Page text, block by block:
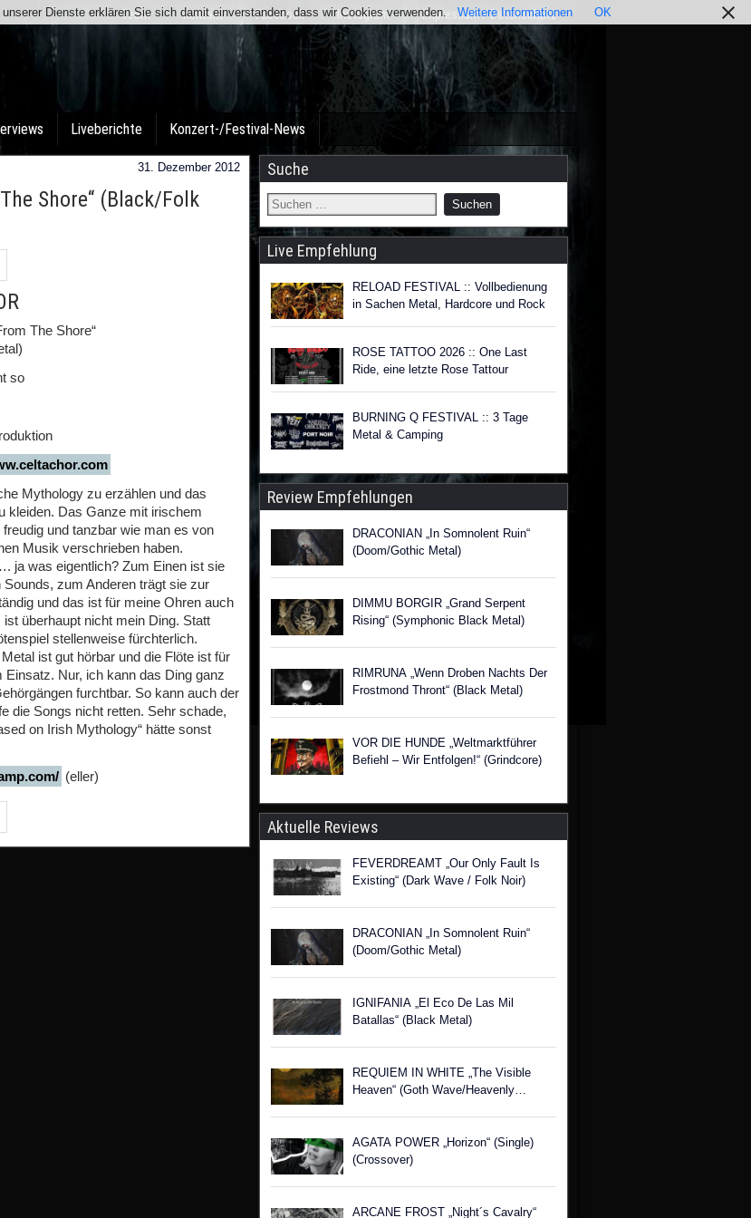
Team Kontakt Facebook Instagram Impressum / Datenschutz
Liveberichte Konzert-/Festival-News
31. Dezember 2012
Shore“ (Black/Folk
The Shore“
so
Mythology zu erzählen und das
kleiden. Das Ganze mit irischem
und tanzbar wie man es von
Musik verschrieben haben.
ja was eigentlich? Zum Einen ist sie
zum Anderen trägt sie zur
und das ist für meine Ohren auch
überhaupt nicht mein Ding. Statt
stellenweise fürchterlich.
ist gut hörbar und die Flöte ist für
Nur, ich kann das Ding ganz
furchtbar. So kann auch der
die Songs nicht retten. Sehr schade,
on Irish Mythology“ hätte sonst
(eller)
Suche
Live Empfehlung
RELOAD FESTIVAL :: Vollbedienung
in Sachen Metal, Hardcore und Rock
ROSE TATTOO 2026 :: One Last
Ride, eine letzte Rose Tattour
BURNING Q FESTIVAL :: 3 Tage
Metal & Camping
Review Empfehlungen
DRACONIAN „In Somnolent Ruin“
(Doom/Gothic Metal)
DIMMU BORGIR „Grand Serpent
Rising“ (Symphonic Black Metal)
RIMRUNA „Wenn Droben Nachts Der
Frostmond Thront“ (Black Metal)
VOR DIE HUNDE „Weltmarktführer
Befiehl – Wir Entfolgen!“ (Grindcore)
Aktuelle Reviews
FEVERDREAMT „Our Only Fault Is
Existing“ (Dark Wave / Folk Noir)
DRACONIAN „In Somnolent Ruin“
(Doom/Gothic Metal)
IGNIFANIA „El Eco De Las Mil
Batallas“ (Black Metal)
REQUIEM IN WHITE „The Visible
Heaven“ (Goth Wave/Heavenly
AGATA POWER „Horizon“ (Single)
(Crossover)
ARCANE FROST „Night´s Cavalry“
Dienste erklären Sie sich damit einverstanden, dass wir Cookies verwenden. Weitere Informationen OK